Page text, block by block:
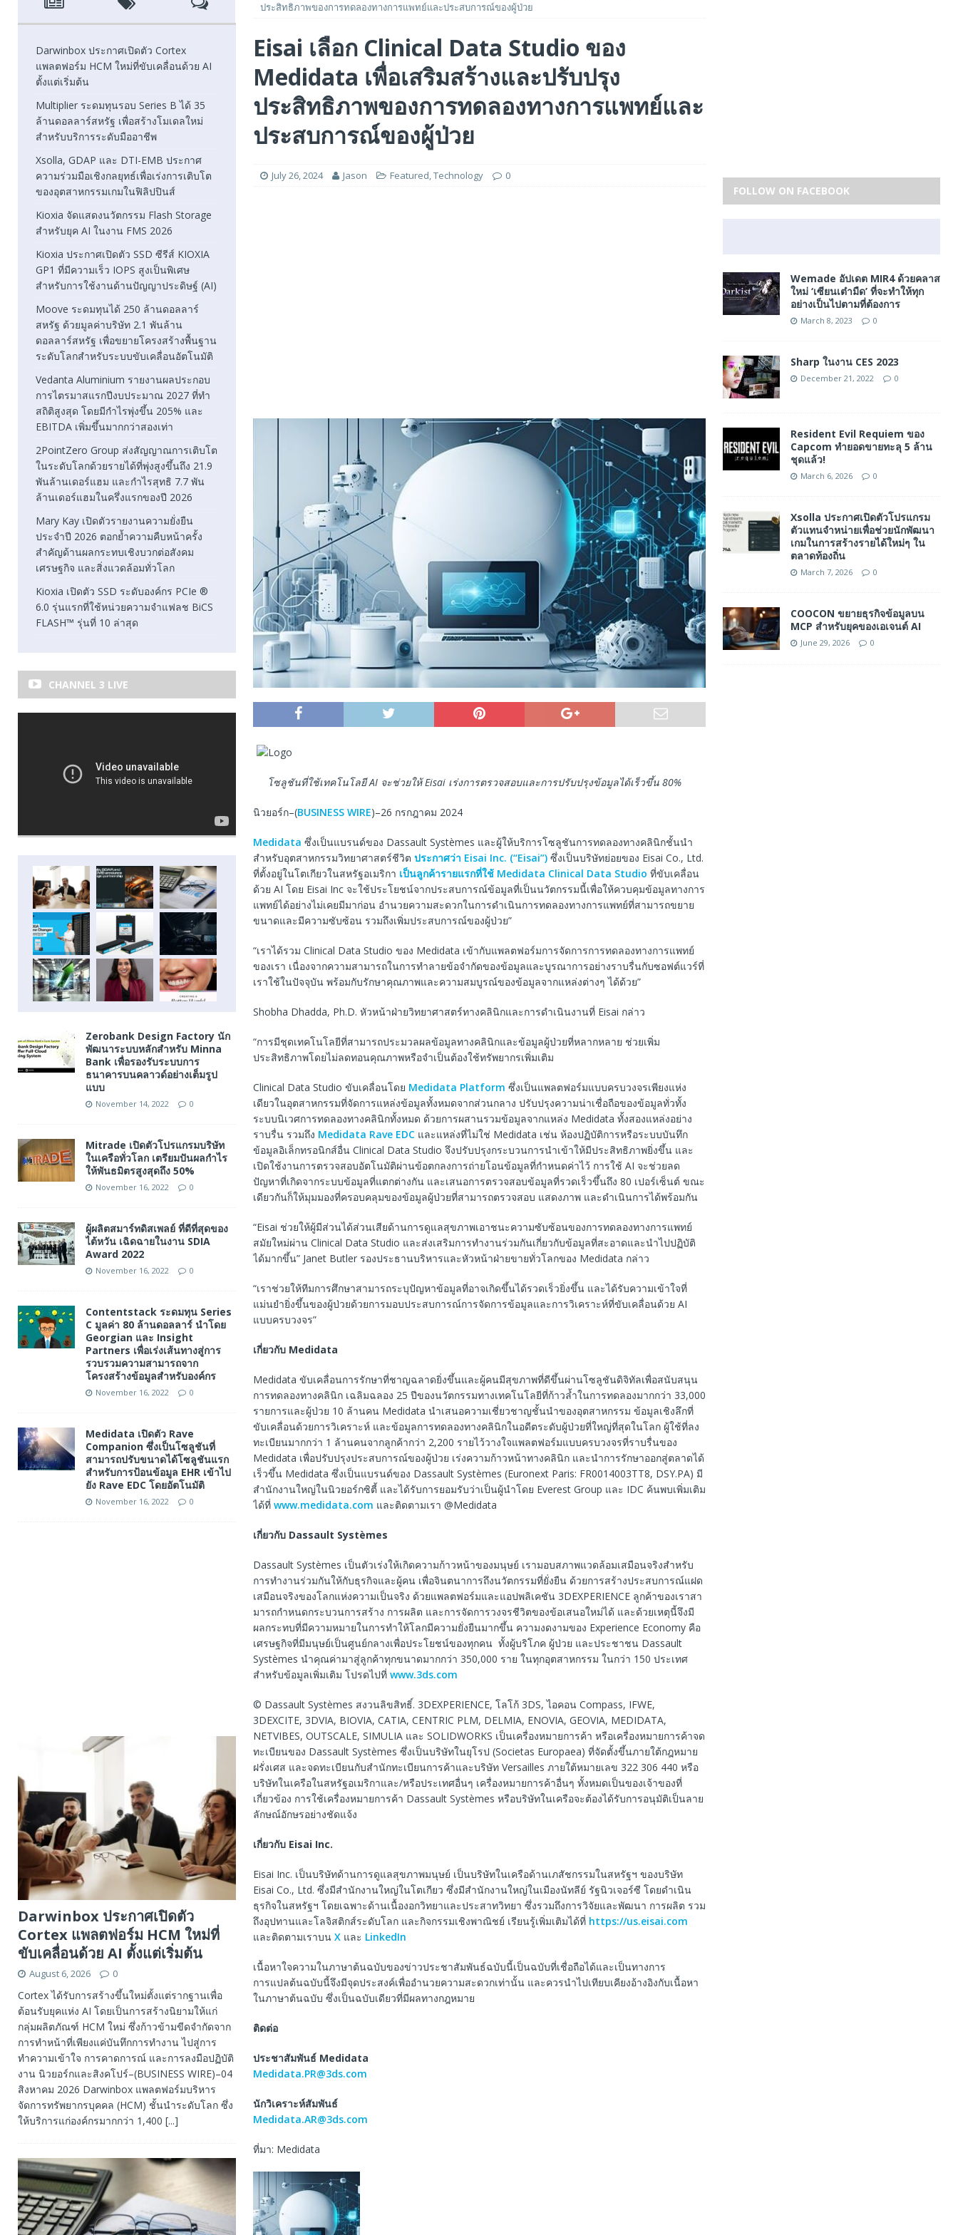
[ August 6, 2026 ] Xsolla, GDAP และ DTI-EMB ประกาศความร่วมมือเชิงกลยุทธ์เพื่อเร่งการเติบโตของอุตสาหกรรมเกมในฟิลิปปินส์
FEATURED
[ August 5, 2026 ] Kioxia จัดแสดงนวัตกรรม Flash Storage สำหรับยุค AI ในงาน FMS 2026
FEATURED
Kioxia ประกาศเปิดตัว SSD ซีรีส์ KIOXIA GP1 ที่มีความเร็ว IOPS สูงเป็นพิเศษสำหรับการใช้งานด้านปัญญาประดิษฐ์ (AI)
FEATURED
ประสิทธิภาพของการทดลองทางการแพทย์และประสบการณ์ของผู้ป่วย
Eisai เลือก Clinical Data Studio ของ
Medidata เพื่อเสริมสร้างและปรับปรุง
ประสิทธิภาพของการทดลองทางการแพทย์และ
ประสบการณ์ของผู้ป่วย
July 26, 2024 Jason Featured,Technology 0
โซลูชันที่ใช้เทคโนโลยีAI จะช่วยให้Eisai เร่งการตรวจสอบและการปรับปรุงข้อมูลได้เร็วขึ้น 80%
นิวยอร์ก–(BUSINESS WIRE)–26 กรกฎาคม 2024
Medidata ซึ่งเป็นแบรนด์ของ Dassault Systèmes และผู้ให้บริการโซลูชันการทดลองทางคลินิกชั้นนำ
สำหรับอุตสาหกรรมวิทยาศาสตร์ชีวิต ประกาศว่า Eisai Inc. (“Eisai”)ซึ่งเป็นบริษัทย่อยของ Eisai Co., Ltd.
ที่ตั้งอยู่ในโตเกียวในสหรัฐอเมริกา เป็นลูกค้ารายแรกที่ใช้ Medidata Clinical Data Studio ที่ขับเคลื่อน
ด้วย AI โดย Eisai Inc จะใช้ประโยชน์จากประสบการณ์ข้อมูลที่เป็นนวัตกรรมนี้เพื่อให้ควบคุมข้อมูลทางการ
แพทย์ได้อย่างไม่เคยมีมาก่อน อำนวยความสะดวกในการดำเนินการทดลองทางการแพทย์ที่สามารถขยาย
ขนาดและมีความซับซ้อน รวมถึงเพิ่มประสบการณ์ของผู้ป่วย”
“เราได้รวม Clinical Data Studio ของ Medidata เข้ากับแพลตฟอร์มการจัดการการทดลองทางการแพทย์
ของเรา เนื่องจากความสามารถในการทำลายข้อจำกัดของข้อมูลและบูรณาการอย่างราบรื่นกับซอฟต์แวร์ที่
เราใช้ในปัจจุบัน พร้อมกับรักษาคุณภาพและความสมบูรณ์ของข้อมูลจากแหล่งต่างๆ ได้ด้วย”
Shobha Dhadda, Ph.D. หัวหน้าฝ่ายวิทยาศาสตร์ทางคลินิกและการดำเนินงานที่ Eisai กล่าว
“การมีชุดเทคโนโลยีที่สามารถประมวลผลข้อมูลทางคลินิกและข้อมูลผู้ป่วยที่หลากหลาย ช่วยเพิ่ม
ประสิทธิภาพโดยไม่ลดทอนคุณภาพหรือจำเป็นต้องใช้ทรัพยากรเพิ่มเติม
Clinical Data Studio ขับเคลื่อนโดย Medidata Platform ซึ่งเป็นแพลตฟอร์มแบบครบวงจรเพียงแห่ง
เดียวในอุตสาหกรรมที่จัดการแหล่งข้อมูลทั้งหมดจากส่วนกลาง ปรับปรุงความน่าเชื่อถือของข้อมูลทั่วทั้ง
ระบบนิเวศการทดลองทางคลินิกทั้งหมด ด้วยการผสานรวมข้อมูลจากแหล่ง Medidata ทั้งสองแหล่งอย่าง
ราบรื่น รวมถึง Medidata Rave EDCและแหล่งที่ไม่ใช่ Medidata เช่น ห้องปฏิบัติการหรือระบบบันทึก
ข้อมูลอิเล็กทรอนิกส์อื่น Clinical Data Studio จึงปรับปรุงกระบวนการนำเข้าให้มีประสิทธิภาพยิ่งขึ้น และ
เปิดใช้งานการตรวจสอบอัตโนมัติผ่านข้อตกลงการถ่ายโอนข้อมูลที่กำหนดค่าไว้ การใช้ AI จะช่วยลด
ปัญหาที่เกิดจากระบบข้อมูลที่แตกต่างกัน และเสนอการตรวจสอบข้อมูลที่รวดเร็วขึ้นถึง 80 เปอร์เซ็นต์ ขณะ
เดียวกันก็ให้มุมมองที่ครอบคลุมของข้อมูลผู้ป่วยที่สามารถตรวจสอบ แสดงภาพ และดำเนินการได้พร้อมกัน
“Eisai ช่วยให้ผู้มีส่วนได้ส่วนเสียด้านการดูแลสุขภาพเอาชนะความซับซ้อนของการทดลองทางการแพทย์
สมัยใหม่ผ่าน Clinical Data Studio และส่งเสริมการทำงานร่วมกันเกี่ยวกับข้อมูลที่สะอาดและนำไปปฏิบัติ
ได้มากขึ้น” Janet Butler รองประธานบริหารและหัวหน้าฝ่ายขายทั่วโลกของ Medidata กล่าว
“เราช่วยให้ทีมการศึกษาสามารถระบุปัญหาข้อมูลที่อาจเกิดขึ้นได้รวดเร็วยิ่งขึ้น และได้รับความเข้าใจที่
แม่นยำยิ่งขึ้นของผู้ป่วยด้วยการมอบประสบการณ์การจัดการข้อมูลและการวิเคราะห์ที่ขับเคลื่อนด้วย AI
แบบครบวงจร”
เกี่ยวกับ Medidata
Medidata ขับเคลื่อนการรักษาที่ชาญฉลาดยิ่งขึ้นและผู้คนมีสุขภาพที่ดีขึ้นผ่านโซลูชันดิจิทัลเพื่อสนับสนุน
การทดลองทางคลินิก เฉลิมฉลอง 25 ปีของนวัตกรรมทางเทคโนโลยีที่ก้าวล้ำในการทดลองมากกว่า 33,000
รายการและผู้ป่วย 10 ล้านคน Medidata นำเสนอความเชี่ยวชาญชั้นนำของอุตสาหกรรม ข้อมูลเชิงลึกที่
ขับเคลื่อนด้วยการวิเคราะห์ และข้อมูลการทดลองทางคลินิกในอดีตระดับผู้ป่วยที่ใหญ่ที่สุดในโลก ผู้ใช้ที่ลง
ทะเบียนมากกว่า 1 ล้านคนจากลูกค้ากว่า 2,200 รายไว้วางใจแพลตฟอร์มแบบครบวงจรที่ราบรื่นของ
Medidata เพื่อปรับปรุงประสบการณ์ของผู้ป่วย เร่งความก้าวหน้าทางคลินิก และนำการรักษาออกสู่ตลาดได้
เร็วขึ้น Medidata ซึ่งเป็นแบรนด์ของ Dassault Systèmes (Euronext Paris: FR0014003TT8, DSY.PA) มี
สำนักงานใหญ่ในนิวยอร์กซิตี้ และได้รับการยอมรับว่าเป็นผู้นำโดย Everest Group และ IDC ค้นพบเพิ่มเติม
ได้ที่ www.medidata.com และติดตามเรา @Medidata
เกี่ยวกับ Dassault Systèmes
Dassault Systèmes เป็นตัวเร่งให้เกิดความก้าวหน้าของมนุษย์ เรามอบสภาพแวดล้อมเสมือนจริงสำหรับ
การทํางานร่วมกันให้กับธุรกิจและผู้คน เพื่อจินตนาการถึงนวัตกรรมที่ยั่งยืน ด้วยการสร้างประสบการณ์แฝด
เสมือนจริงของโลกแห่งความเป็นจริง ด้วยแพลตฟอร์มและแอปพลิเคชัน 3DEXPERIENCE ลูกค้าของเราสา
มารถกําหนดกระบวนการสร้าง การผลิต และการจัดการวงจรชีวิตของข้อเสนอใหม่ได้ และด้วยเหตุนี้จึงมี
ผลกระทบที่มีความหมายในการทําให้โลกมีความยั่งยืนมากขึ้น ความงดงามของ Experience Economy คือ
เศรษฐกิจที่มีมนุษย์เป็นศูนย์กลางเพื่อประโยชน์ของทุกคน ทั้งผู้บริโภค ผู้ป่วย และประชาชน Dassault
Systèmes นําคุณค่ามาสู่ลูกค้าทุกขนาดมากกว่า 350,000 ราย ในทุกอุตสาหกรรม ในกว่า 150 ประเทศ
สําหรับข้อมูลเพิ่มเติม โปรดไปที่ www.3ds.com
© Dassault Systèmes สงวนลิขสิทธิ์. 3DEXPERIENCE, โลโก้ 3DS, ไอคอน Compass, IFWE,
3DEXCITE, 3DVIA, BIOVIA, CATIA, CENTRIC PLM, DELMIA, ENOVIA, GEOVIA, MEDIDATA,
NETVIBES, OUTSCALE, SIMULIA และ SOLIDWORKS เป็นเครื่องหมายการค้า หรือเครื่องหมายการค้าจด
ทะเบียนของ Dassault Systèmes ซึ่งเป็นบริษัทในยุโรป (Societas Europaea) ที่จัดตั้งขึ้นภายใต้กฎหมาย
ฝรั่งเศส และจดทะเบียนกับสำนักทะเบียนการค้าและบริษัท Versailles ภายใต้หมายเลข 322 306 440 หรือ
บริษัทในเครือในสหรัฐอเมริกาและ/หรือประเทศอื่นๆ เครื่องหมายการค้าอื่นๆ ทั้งหมดเป็นของเจ้าของที่
เกี่ยวข้อง การใช้เครื่องหมายการค้า Dassault Systèmes หรือบริษัทในเครือจะต้องได้รับการอนุมัติเป็นลาย
ลักษณ์อักษรอย่างชัดแจ้ง
เกี่ยวกับ Eisai Inc.
Eisai Inc. เป็นบริษัทด้านการดูแลสุขภาพมนุษย์ เป็นบริษัทในเครือด้านเภสัชกรรมในสหรัฐฯ ของบริษัท
Eisai Co., Ltd. ซึ่งมีสำนักงานใหญ่ในโตเกียว ซึ่งมีสำนักงานใหญ่ในเมืองนัทลีย์ รัฐนิวเจอร์ซี โดยดำเนิน
ธุรกิจในสหรัฐฯ โดยเฉพาะด้านเนื้องอกวิทยาและประสาทวิทยา ซึ่งรวมถึงการวิจัยและพัฒนา การผลิต รวม
ถึงอุปทานและโลจิสติกส์ระดับโลก และกิจกรรมเชิงพาณิชย์ เรียนรู้เพิ่มเติมได้ที่ https://us.eisai.com
และติดตามเราบน Xและ LinkedIn
เนื้อหาใจความในภาษาต้นฉบับของข่าวประชาสัมพันธ์ฉบับนี้เป็นฉบับที่เชื่อถือได้และเป็นทางการ
การแปลต้นฉบับนี้จึงมีจุดประสงค์เพื่ออำนวยความสะดวกเท่านั้น และควรนำไปเทียบเคียงอ้างอิงกับเนื้อหา
ในภาษาต้นฉบับ ซึ่งเป็นฉบับเดียวที่มีผลทางกฎหมาย
ติดต่อ
ประชาสัมพันธ์ Medidata
Medidata.PR@3ds.com
นักวิเคราะห์สัมพันธ์
Medidata.AR@3ds.com
ที่มา: Medidata
Darwinbox ประกาศเปิดตัว Cortex
แพลตฟอร์ม HCM ใหม่ที่ขับเคลื่อนด้วย AI
ตั้งแต่เริ่มต้น
Multiplier ระดมทุนรอบ Series B ได้ 35
ล้านดอลลาร์สหรัฐ เพื่อสร้างโมเดลใหม่
สำหรับบริการระดับมืออาชีพ
Xsolla, GDAP และ DTI-EMB ประกาศ
ความร่วมมือเชิงกลยุทธ์เพื่อเร่งการเติบโต
ของอุตสาหกรรมเกมในฟิลิปปินส์
Kioxia จัดแสดงนวัตกรรม Flash Storage
สำหรับยุค AI ในงาน FMS 2026
Kioxia ประกาศเปิดตัว SSD ซีรีส์ KIOXIA
GP1 ที่มีความเร็ว IOPS สูงเป็นพิเศษ
สำหรับการใช้งานด้านปัญญาประดิษฐ์ (AI)
Moove ระดมทุนได้ 250 ล้านดอลลาร์
สหรัฐ ด้วยมูลค่าบริษัท 2.1 พันล้าน
ดอลลาร์สหรัฐ เพื่อขยายโครงสร้างพื้นฐาน
ระดับโลกสำหรับระบบขับเคลื่อนอัตโนมัติ
Vedanta Aluminium รายงานผลประกอบ
การไตรมาสแรกปีงบประมาณ 2027 ที่ทำ
สถิติสูงสุด โดยมีกำไรพุ่งขึ้น 205% และ
EBITDA เพิ่มขึ้นมากกว่าสองเท่า
2PointZero Group ส่งสัญญาณการเติบโต
ในระดับโลกด้วยรายได้ที่พุ่งสูงขึ้นถึง 21.9
พันล้านเดอร์แฮม และกำไรสุทธิ 7.7 พัน
ล้านเดอร์แฮมในครึ่งแรกของปี 2026
Mary Kay เปิดตัวรายงานความยั่งยืน
ประจำปี 2026 ตอกย้ำความคืบหน้าครั้ง
สำคัญด้านผลกระทบเชิงบวกต่อสังคม
เศรษฐกิจ และสิ่งแวดล้อมทั่วโลก
Kioxia เปิดตัว SSD ระดับองค์กร PCIe ®
6.0 รุ่นแรกที่ใช้หน่วยความจำแฟลช BiCS
FLASH™ รุ่นที่ 10 ล่าสุด
CHANNEL 3 LIVE
Zerobank Design Factory นัก
พัฒนาระบบหลักสำหรับ Minna
Bank เพื่อรองรับระบบการ
ธนาคารบนคลาวด์อย่างเต็มรูป
แบบ
November 14, 2022 0
Mitrade เปิดตัวโปรแกรมบริษัท
ในเครือทั่วโลก เตรียมปันผลกำไร
ให้พันธมิตรสูงสุดถึง 50%
November 16, 2022 0
ผู้ผลิตสมาร์ทดิสเพลย์ ที่ดีที่สุดของ
ไต้หวัน เฉิดฉายในงาน SDIA
Award 2022
November 16, 2022 0
Contentstack ระดมทุน Series
C มูลค่า 80 ล้านดอลลาร์ นำโดย
Georgian และ Insight
Partners เพื่อเร่งเส้นทางสู่การ
รวบรวมความสามารถจาก
โครงสร้างข้อมูลสำหรับองค์กร
November 16, 2022 0
Medidata เปิดตัว Rave
Companion ซึ่งเป็นโซลูชันที่
สามารถปรับขนาดได้โซลูชันแรก
สำหรับการป้อนข้อมูล EHR เข้าไป
ยัง Rave EDC โดยอัตโนมัติ
November 16, 2022 0
Darwinbox ประกาศเปิดตัว
Cortex แพลตฟอร์ม HCM ใหม่ที่
ขับเคลื่อนด้วย AI ตั้งแต่เริ่มต้น
August 6, 2026 0
Cortex ได้รับการสร้างขึ้นใหม่ตั้งแต่รากฐานเพื่อ
ต้อนรับยุคแห่ง AI โดยเป็นการสร้างนิยามให้แก่
กลุ่มผลิตภัณฑ์ HCM ใหม่ ซึ่งก้าวข้ามขีดจำกัดจาก
การทำหน้าที่เพียงแค่บันทึกการทำงาน ไปสู่การ
ทำความเข้าใจ การคาดการณ์ และการลงมือปฏิบัติ
งาน นิวยอร์กและสิงคโปร์–(BUSINESS WIRE)–04
สิงหาคม 2026 Darwinbox แพลตฟอร์มบริหาร
จัดการทรัพยากรบุคคล (HCM) ชั้นนำระดับโลก ซึ่ง
ให้บริการแก่องค์กรมากกว่า 1,400 [...]
FOLLOW ON FACEBOOK
Wemade อัปเดต MIR4 ด้วยคลาส
ใหม่ ‘เซียนเต๋ามืด’ ที่จะทำให้ทุก
อย่างเป็นไปตามที่ต้องการ
March 8, 2023 0
Sharp ในงาน CES 2023
December 21, 2022 0
Resident Evil Requiem ของ
Capcom ทำยอดขายทะลุ 5 ล้าน
ชุดแล้ว!
March 6, 2026 0
Xsolla ประกาศเปิดตัวโปรแกรม
ตัวแทนจำหน่ายเพื่อช่วยนักพัฒนา
เกมในการสร้างรายได้ใหม่ๆ ใน
ตลาดท้องถิ่น
March 7, 2026 0
COOCON ขยายธุรกิจข้อมูลบน
MCP สำหรับยุคของเอเจนต์ AI
June 29, 2026 0